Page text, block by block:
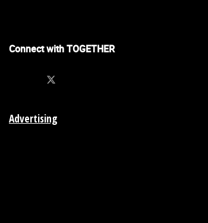
Connect with TOGETHER
Advertising